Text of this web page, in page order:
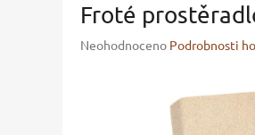
Froté
Průměrné
Neohodnoceno Podrobnosti